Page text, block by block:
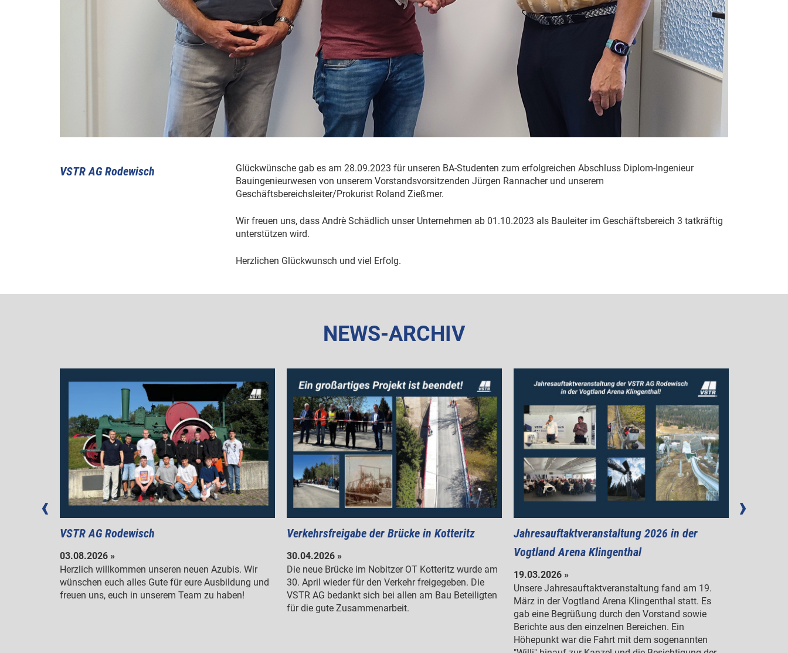
VSTR AG Rodewisch
Glückwünsche gab es am 28.09.2023 für unseren BA-Studenten zum erfolgreichen Abschluss Diplom-Ingenieur
Bauingenieurwesen von unserem Vorstandsvorsitzenden Jürgen Rannacher und unserem
Geschäftsbereichsleiter/Prokurist Roland Zießmer.
Wir freuen uns, dass Andrè Schädlich unser Unternehmen ab 01.10.2023 als Bauleiter im Geschäftsbereich 3 tatkräftig
unterstützen wird.
Herzlichen Glückwunsch und viel Erfolg.
NEWS-ARCHIV
VSTR AG Rodewisch
03.08.2026 »
Herzlich willkommen unseren neuen Azubis. Wir
wünschen euch alles Gute für eure Ausbildung und
freuen uns, euch in unserem Team zu haben!
Verkehrsfreigabe der Brücke in Kotteritz
30.04.2026 »
Die neue Brücke im Nobitzer OT Kotteritz wurde am
30. April wieder für den Verkehr freigegeben. Die
VSTR AG bedankt sich bei allen am Bau Beteiligten
für die gute Zusammenarbeit.
Jahresauftaktveranstaltung 2026 in der
Vogtland Arena Klingenthal
19.03.2026 »
Unsere Jahresauftaktveranstaltung fand am 19.
März in der Vogtland Arena Klingenthal statt. Es
gab eine Begrüßung durch den Vorstand sowie
Berichte aus den einzelnen Bereichen. Ein
Höhepunkt war die Fahrt mit dem sogenannten